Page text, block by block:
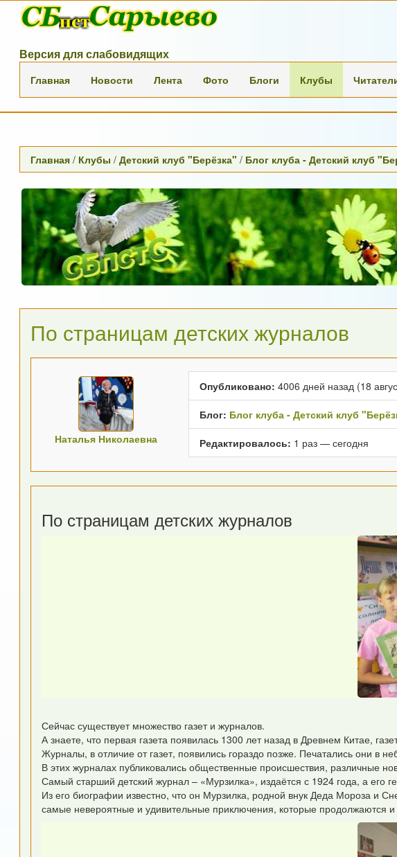
Версия для слабовидящих
Главная Новости Лента Фото Блоги Клубы
Главная / Клубы /Детский клуб "Берёзка" / Блог клуба - Детский клуб
По страницам детских журналов
Наталья Николаевна
Опубликовано: 4006 дней назад (18
Блог: Блог клуба - Детский клуб
Редактировалось: 1 раз — сегодня
По страницам детских журналов
Сейчас существует множество газет и журналов.
А знаете, что первая газета появилась 1300 лет назад в Древнем Китае,
Журналы, в отличие от газет, появились гораздо позже. Печатались они в
В этих журналах публиковались общественные происшествия, различные
Самый старший детский журнал – «Мурзилка», издаётся с 1924 года, а его
Из его биографии известно, что он Мурзилка, родной внук Деда Мороза и
самые невероятные и удивительные приключения, которые продолжаются и